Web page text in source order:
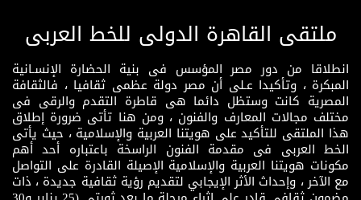
ملتقى القاهرة الدولى للخط العربى
انطلاقا من دور مصر المؤسس فى بنية الحضارة الإنسـانية
المبكرة ، وتأكيدا عـلى أن مصر دولة عظمى ثقافيا ، فالثقافة
المصرية كانت وستظل دائما هى قاطرة التقدم والرقى فى
مختلف مجالات المعارف والفنون ، ومن هنا تأتى ضرورة إطلاق
هذا الملتقى للتأكيد على هويتنا العربية والإسلامية ، حيث يأتى
الخط العربى فى مقدمة الفنون الراسخة باعتباره أحد أهم
مكونات هويتنا العربية والإسلامية الإصيلة القادرة على التواصل
مع الآخر ، وإحداث الأثر الإيجابي لتقديم رؤية ثقافية جديدة ، ذات